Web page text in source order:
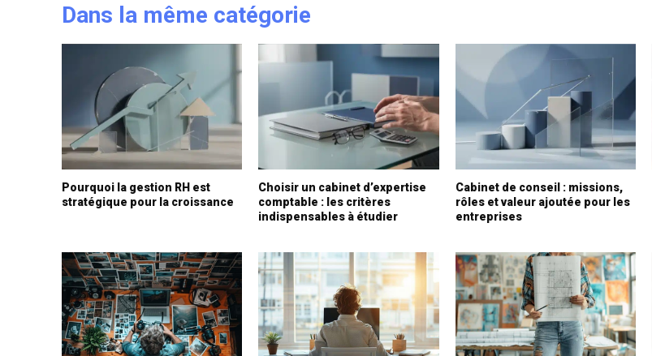
Dans la même catégorie
Pourquoi la gestion RH est
stratégique pour la croissance
Choisir un cabinet d’expertise
comptable : les critères
indispensables à étudier
Cabinet de conseil : missions,
rôles et valeur ajoutée pour les
entreprises